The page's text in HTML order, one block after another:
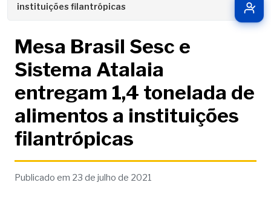
instituições filantrópicas
Mesa Brasil Sesc e
Sistema Atalaia
entregam 1,4 tonelada de
alimentos a instituições
filantrópicas
Publicado em 23 de julho de 2021